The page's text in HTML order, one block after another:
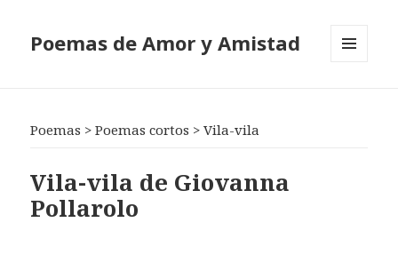
Poemas de Amor y Amistad
Poemas >Poemas cortos >Vila-vila
Vila-vila de Giovanna
Pollarolo